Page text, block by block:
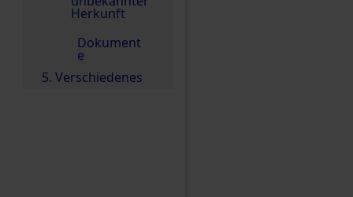
Herkunft
Dokument
e
5. Verschiedenes